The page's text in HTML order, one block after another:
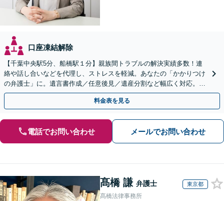
口座凍結解除
【千葉中央駅5分、船橋駅１分】親族間トラブルの解決実績多数！連
絡や話し合いなどを代理し、ストレスを軽減。あなたの「かかりつけ
の弁護士」に。遺言書作成／任意後見／遺産分割など幅広く対応。お
気軽にご相談ください！【初回来所相談30分無料】
料金表を見る
電話でお問い合わせ メールでお問い合わせ
髙橋 謙 弁護士 東京都
髙橋法律事務所